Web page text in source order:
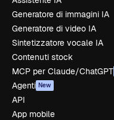
Generatore di immagini IA
Generatore di video IA
Sintetizzatore vocale IA
Contenuti stock
MCP per Claude/ChatGPT
Agenti New
API
App mobile